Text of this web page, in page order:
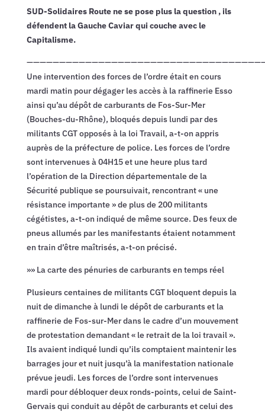
SUD-Solidaires Route ne se pose plus la question , ils
défendent la Gauche Caviar qui couche avec le
Capitalisme.
Une intervention des forces de l’ordre était en cours
mardi matin pour dégager les accès à la raffinerie Esso
ainsi qu’au dépôt de carburants de Fos-Sur-Mer
(Bouches-du-Rhône), bloqués depuis lundi par des
militants CGT opposés à la loi Travail, a-t-on appris
auprès de la préfecture de police. Les forces de l’ordre
sont intervenues à 04H15 et une heure plus tard
l’opération de la Direction départementale de la
Sécurité publique se poursuivait, rencontrant « une
résistance importante » de plus de 200 militants
cégétistes, a-t-on indiqué de même source. Des feux de
pneus allumés par les manifestants étaient notamment
en train d’être maîtrisés, a-t-on précisé.
»» La carte des pénuries de carburants en temps réel
Plusieurs centaines de militants CGT bloquent depuis la
nuit de dimanche à lundi le dépôt de carburants et la
raffinerie de Fos-sur-Mer dans le cadre d’un mouvement
de protestation demandant « le retrait de la loi travail ».
Ils avaient indiqué lundi qu’ils comptaient maintenir les
barrages jour et nuit jusqu’à la manifestation nationale
prévue jeudi. Les forces de l’ordre sont intervenues
mardi pour débloquer deux ronds-points, celui de Saint-
Gervais qui conduit au dépôt de carburants et celui des